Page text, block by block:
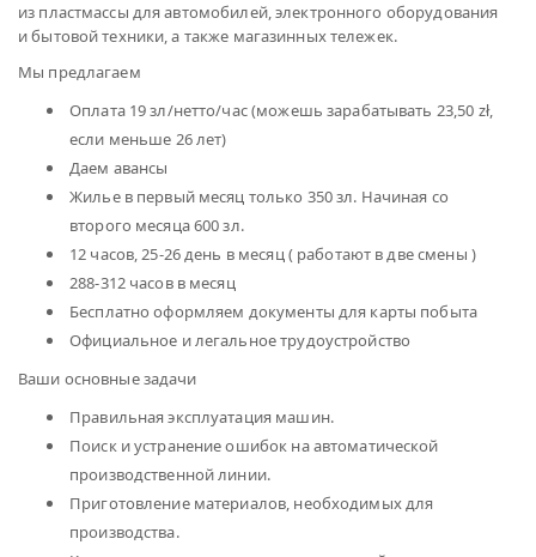
из пластмассы для автомобилей, электронного оборудования
и бытовой техники, а также магазинных тележек.
Мы предлагаем
Оплата 19 зл/нетто/час (можешь зарабатывать 23,50 zł,
если меньше 26 лет)
Даем авансы
Жилье в первый месяц только 350 зл. Начиная со
второго месяца 600 зл.
12 часов, 25-26 день в месяц ( работают в две смены )
288-312 часов в месяц
Бесплатно оформляем документы для карты побыта
Официальное и легальное трудоустройство
Ваши основные задачи
Правильная эксплуатация машин.
Поиск и устранение ошибок на автоматической
производственной линии.
Приготовление материалов, необходимых для
производства.